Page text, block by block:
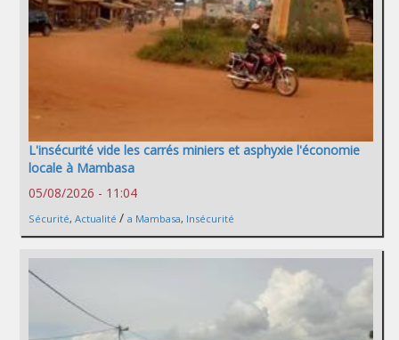
L'insécurité vide les carrés miniers et asphyxie l'économie
locale à Mambasa
05/08/2026 - 11:04
Sécurité, Actualité / a Mambasa, Insécurité